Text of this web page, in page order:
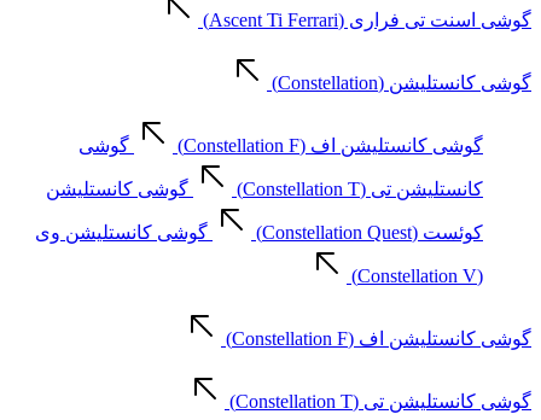
گوشی اسنت تی فراری (Ascent Ti Ferrari)
گوشی کانستلیشن (Constellation)
گوشی کانستلیشن اف (Constellation F) گوشی
کانستلیشن تی (Constellation T) گوشی کانستلیشن
کوئست (Constellation Quest) گوشی کانستلیشن وی
(Constellation V)
گوشی کانستلیشن اف (Constellation F)
گوشی کانستلیشن تی (Constellation T)